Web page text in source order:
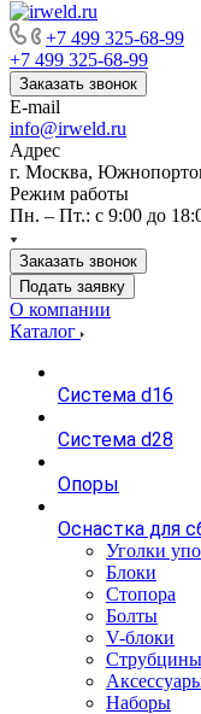
+7 499 325-68-99
+7 499 325-68-99
Заказать звонок
E-mail
info@irweld.ru
Адрес
г. Москва,
Режим работы
Пн. – Пт.: с 9:00 до
Заказать звонок
Подать заявку
О компании
Каталог
Система d16
Система d28
Опоры
Оснастка для
Уголки
Блоки
Стопора
Болты
V-блоки
Струбцины
Наборы